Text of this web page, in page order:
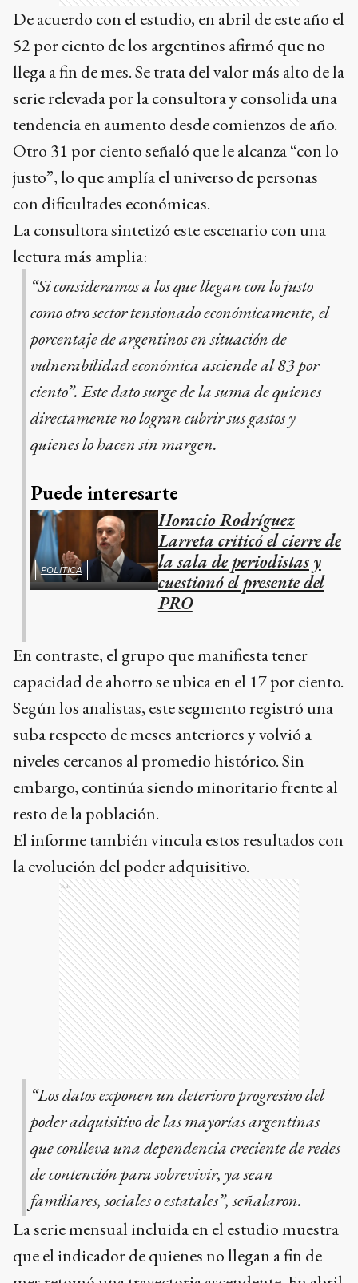
De acuerdo con el estudio, en abril de este año el
52 por ciento de los argentinos afirmó que no
llega a fin de mes. Se trata del valor más alto de la
serie relevada por la consultora y consolida una
tendencia en aumento desde comienzos de año.
Otro 31 por ciento señaló que le alcanza “con lo
justo”, lo que amplía el universo de personas
con dificultades económicas.
La consultora sintetizó este escenario con una
lectura más amplia:
“Si consideramos a los que llegan con lo justo
como otro sector tensionado económicamente, el
porcentaje de argentinos en situación de
vulnerabilidad económica asciende al 83 por
ciento”. Este dato surge de la suma de quienes
directamente no logran cubrir sus gastos y
quienes lo hacen sin margen.
Puede interesarte
POLÍTICA
Horacio Rodríguez
Larreta criticó el cierre de
la sala de periodistas y
cuestionó el presente del
PRO
En contraste, el grupo que manifiesta tener
capacidad de ahorro se ubica en el 17 por ciento.
Según los analistas, este segmento registró una
suba respecto de meses anteriores y volvió a
niveles cercanos al promedio histórico. Sin
embargo, continúa siendo minoritario frente al
resto de la población.
El informe también vincula estos resultados con
la evolución del poder adquisitivo.
Ads
“Los datos exponen un deterioro progresivo del
poder adquisitivo de las mayorías argentinas
que conlleva una dependencia creciente de redes
de contención para sobrevivir, ya sean
familiares, sociales o estatales”, señalaron.
La serie mensual incluida en el estudio muestra
que el indicador de quienes no llegan a fin de